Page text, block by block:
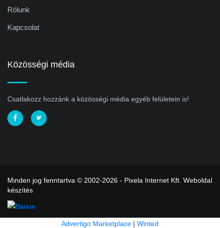
Rólunk
Kapcsolat
Közösségi média
Csatlakozz hozzánk a közösségi média egyéb felületein is!
Minden jog fenntartva © 2002-2026 - Pixela Internet Kft. Weboldal
készítés
Advertigo Marketplace | Winted